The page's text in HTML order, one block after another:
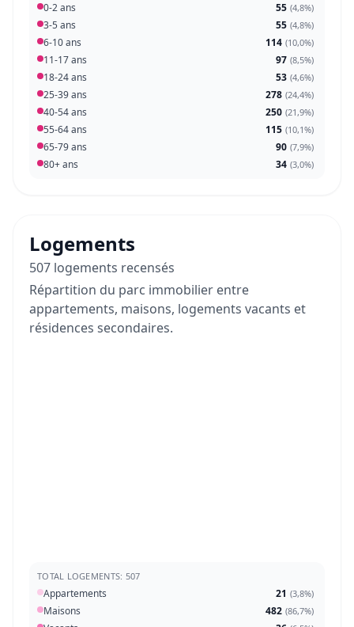
0-2 ans 55 (4,8%)
3-5 ans 55 (4,8%)
6-10 ans 114 (10,0%)
11-17 ans 97 (8,5%)
18-24 ans 53 (4,6%)
25-39 ans 278 (24,4%)
40-54 ans 250 (21,9%)
55-64 ans 115 (10,1%)
65-79 ans 90 (7,9%)
80+ ans 34 (3,0%)
Logements
507 logements recensés
Répartition du parc immobilier entre
appartements, maisons, logements vacants et
résidences secondaires.
TOTAL LOGEMENTS: 507
Appartements 21 (3,8%)
Maisons 482 (86,7%)